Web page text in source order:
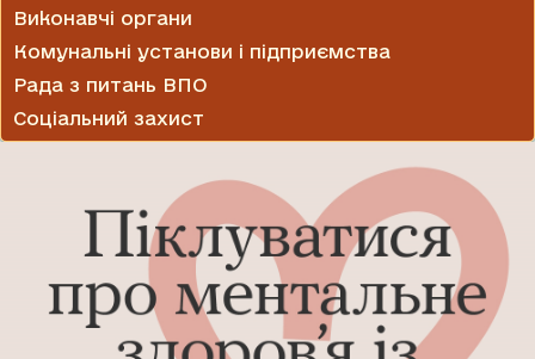
Виконавчі органи
Комунальні установи і підприємства
Рада з питань ВПО
Соціальний захист